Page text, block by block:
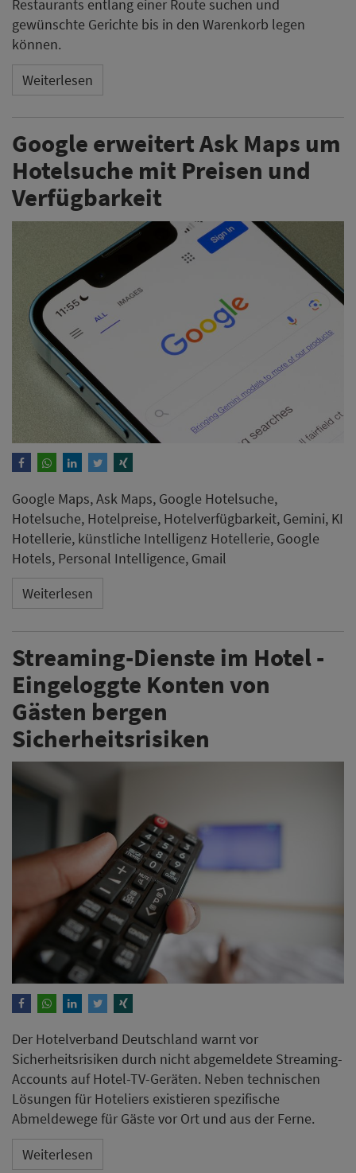
Restaurants entlang einer Route suchen und
gewünschte Gerichte bis in den Warenkorb legen
können.
Weiterlesen
Google erweitert Ask Maps um
Hotelsuche mit Preisen und
Verfügbarkeit
Google Maps, Ask Maps, Google Hotelsuche,
Hotelsuche, Hotelpreise, Hotelverfügbarkeit, Gemini, KI
Hotellerie, künstliche Intelligenz Hotellerie, Google
Hotels, Personal Intelligence, Gmail
Weiterlesen
Streaming-Dienste im Hotel -
Eingeloggte Konten von
Gästen bergen
Sicherheitsrisiken
Der Hotelverband Deutschland warnt vor
Sicherheitsrisiken durch nicht abgemeldete Streaming-
Accounts auf Hotel-TV-Geräten. Neben technischen
Lösungen für Hoteliers existieren spezifische
Abmeldewege für Gäste vor Ort und aus der Ferne.
Weiterlesen